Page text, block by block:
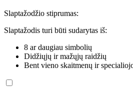
Slaptažodžio stiprumas:
Slaptažodis turi būti sudarytas iš:
8 ar daugiau simbolių
Didžiųjų ir mažųjų raidžių
Bent vieno skaitmenų ir